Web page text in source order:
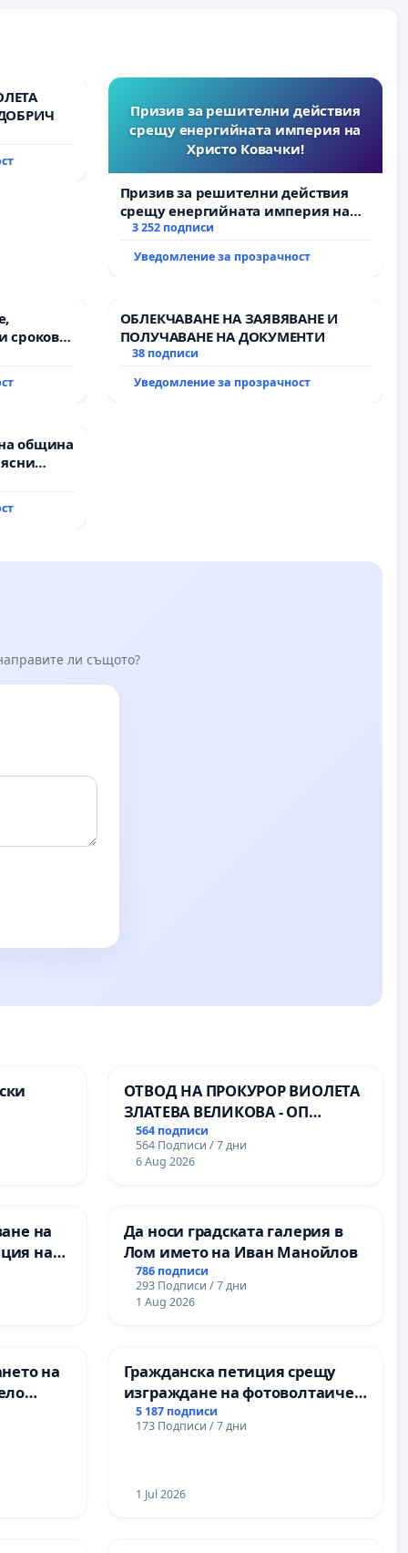
Призив за решителни действия
срещу енергийната империя на
Христо Ковачки!
Призив за решителни действия
срещу енергийната империя на
Христо Ковачки!
3 252 подписи
Уведомление за прозрачност
срокове
пътен
ОБЛЕКЧАВАНЕ НА ЗАЯВЯВАНЕ И
ПОЛУЧАВАНЕ НА ДОКУМЕНТИ
38 подписи
Уведомление за прозрачност
община
АД и от
ли същото?
на
ОТВОД НА ПРОКУРОР ВИОЛЕТА
ЗЛАТЕВА ВЕЛИКОВА - ОП
ДОБРИЧ
564 подписи
564 Подписи / 7 дни
6 Aug 2026
на
на
на
Да носи градската галерия в
Лом името на Иван Манойлов
786 подписи
293 Подписи / 7 дни
1 Aug 2026
на
Гражданска петиция срещу
изграждане на фотоволтаичен
парк в с.Прибой, общ. Радомир
5 187 подписи
173 Подписи / 7 дни
1 Jul 2026